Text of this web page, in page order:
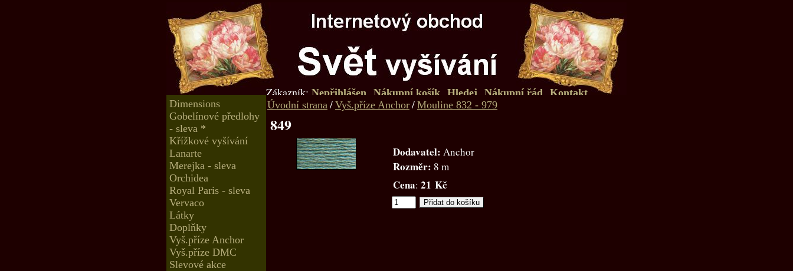
Zákazník: Nepřihlášen Nákupní košík Hledej Nákupní řád
Kontakt
Dimensions
Gobelínové předlohy
- sleva *
Křížkové vyšívání
Lanarte
Merejka - sleva
Orchidea
Royal Paris - sleva
Vervaco
Látky
Doplňky
Vyš.příze Anchor
Vyš.příze DMC
Slevové akce
Úvodní strana / Vyš.příze Anchor / Mouline 832 - 979
849
Dodavatel: Anchor
Rozměr: 8 m
Cena: 21 Kč